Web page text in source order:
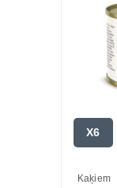
X6
Kaķiem